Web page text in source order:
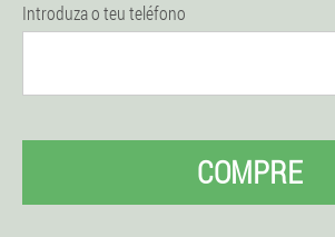
Introduza o teu teléfono
COMPRE